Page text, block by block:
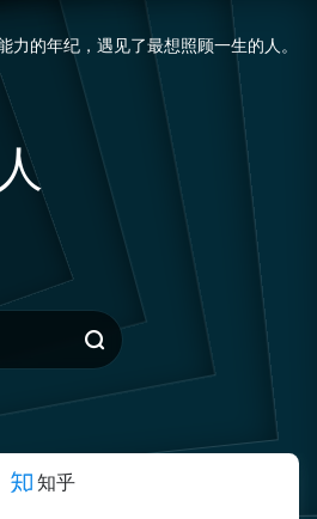
力的年纪，遇见了最想照顾一生的人。
知乎